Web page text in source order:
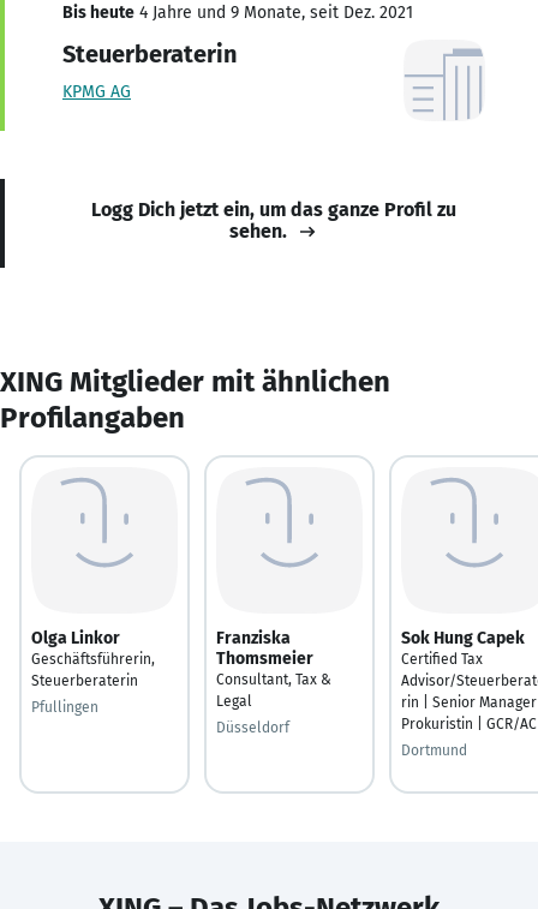
Bis heute 4 Jahre und 9 Monate, seit Dez. 2021
Steuerberaterin
KPMG AG
Logg Dich jetzt ein, um das ganze Profil zu
sehen.
XING Mitglieder mit ähnlichen
Profilangaben
Olga Linkor
Geschäftsführerin,
Steuerberaterin
Pfullingen
Franziska
Thomsmeier
Consultant, Tax &
Legal
Düsseldorf
Sok Hung Capek
Certified Tax
Advisor/
rin | Senior
Prokuristin | GCR/
Dortmund